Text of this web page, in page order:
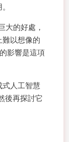
大的好處，
以想像的
影響是這項
式人工智慧
後再探討它